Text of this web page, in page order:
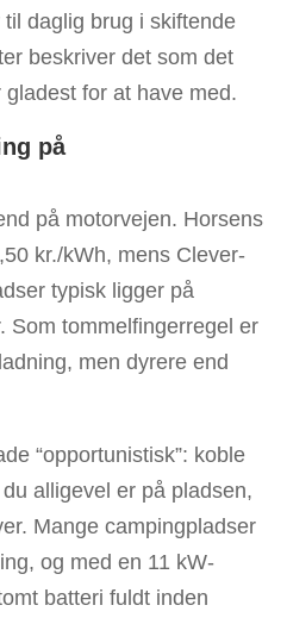
daglig brug i skiftende
beskriver det som det
for at have med.
på
på motorvejen. Horsens
kr./kWh, mens Clever-
typisk ligger på
Som tommelfingerregel er
men dyrere end
“opportunistisk”: koble
alligevel er på pladsen,
Mange campingpladser
og med en 11 kW-
batteri fuldt inden